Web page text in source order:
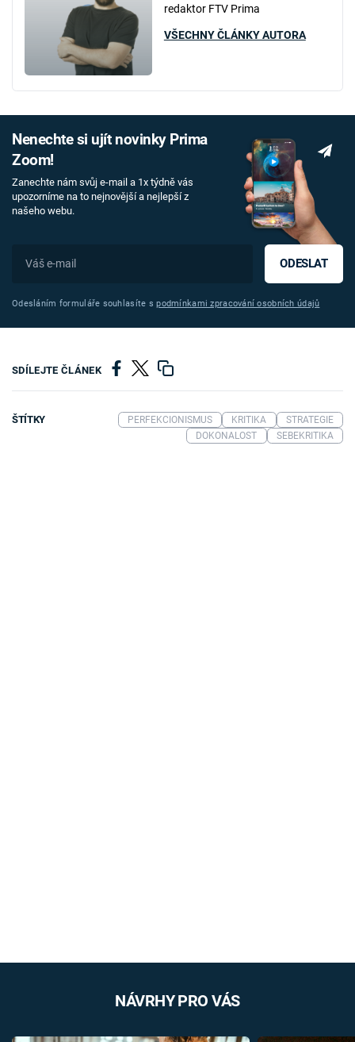
redaktor FTV Prima
VŠECHNY ČLÁNKY AUTORA
Nenechte si ujít novinky Prima
Zoom!
Zanechte nám svůj e-mail a 1x týdně vás
upozorníme na to nejnovější a nejlepší z
našeho webu.
ODESLAT
Odesláním formuláře souhlasíte spodmínkami zpracování osobních údajů
SDÍLEJTE ČLÁNEK
ŠTÍTKY PERFEKCIONISMUS KRITIKA
STRATEGIE
DOKONALOST
SEBEKRITIKA
NÁVRHY PRO VÁS